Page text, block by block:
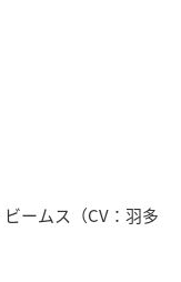
ームス（CV：羽多